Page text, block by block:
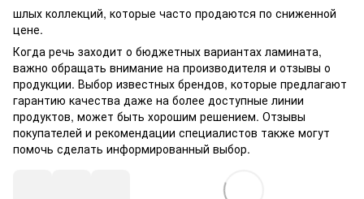
шлых коллекций, которые часто продаются по сниженной
цене.
Когда речь заходит о бюджетных вариантах ламината,
важно обращать внимание на производителя и отзывы о
продукции. Выбор известных брендов, которые предлагают
гарантию качества даже на более доступные линии
продуктов, может быть хорошим решением. Отзывы
покупателей и рекомендации специалистов также могут
помочь сделать информированный выбор.